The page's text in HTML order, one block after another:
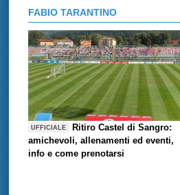
FABIO TARANTINO
UFFICIALE
Ritiro Castel di Sangro:
amichevoli, allenamenti ed eventi,
info e come prenotarsi